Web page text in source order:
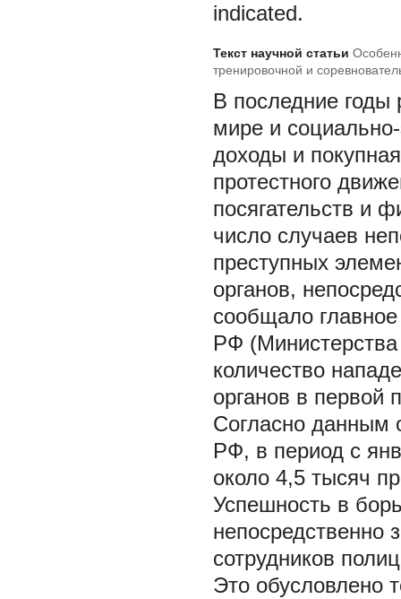
indicated.
Текст научной статьи
тренировочной и
В последние годы
мире и
доходы и
протестного
посягательств и
число случаев
преступных
органов,
сообщало
РФ
количество
органов в первой
Согласно данным
РФ, в период с
около 4,5 тысяч
Успешность в
непосредственно
сотрудников
Это обусловлено